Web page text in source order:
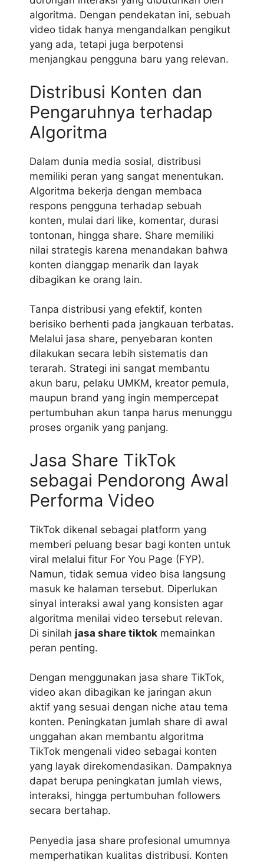
algoritma. Dengan pendekatan ini, sebuah
video tidak hanya mengandalkan pengikut
yang ada, tetapi juga berpotensi
menjangkau pengguna baru yang relevan.
Distribusi Konten dan
Pengaruhnya terhadap
Algoritma
Dalam dunia media sosial, distribusi
memiliki peran yang sangat menentukan.
Algoritma bekerja dengan membaca
respons pengguna terhadap sebuah
konten, mulai dari like, komentar, durasi
tontonan, hingga share. Share memiliki
nilai strategis karena menandakan bahwa
konten dianggap menarik dan layak
dibagikan ke orang lain.
Tanpa distribusi yang efektif, konten
berisiko berhenti pada jangkauan terbatas.
Melalui jasa share, penyebaran konten
dilakukan secara lebih sistematis dan
terarah. Strategi ini sangat membantu
akun baru, pelaku UMKM, kreator pemula,
maupun brand yang ingin mempercepat
pertumbuhan akun tanpa harus menunggu
proses organik yang panjang.
Jasa Share TikTok
sebagai Pendorong Awal
Performa Video
TikTok dikenal sebagai platform yang
memberi peluang besar bagi konten untuk
viral melalui fitur For You Page (FYP).
Namun, tidak semua video bisa langsung
masuk ke halaman tersebut. Diperlukan
sinyal interaksi awal yang konsisten agar
algoritma menilai video tersebut relevan.
Di sinilah jasa share tiktok memainkan
peran penting.
Dengan menggunakan jasa share TikTok,
video akan dibagikan ke jaringan akun
aktif yang sesuai dengan niche atau tema
konten. Peningkatan jumlah share di awal
unggahan akan membantu algoritma
TikTok mengenali video sebagai konten
yang layak direkomendasikan. Dampaknya
dapat berupa peningkatan jumlah views,
interaksi, hingga pertumbuhan followers
secara bertahap.
Penyedia jasa share profesional umumnya
memperhatikan kualitas distribusi. Konten